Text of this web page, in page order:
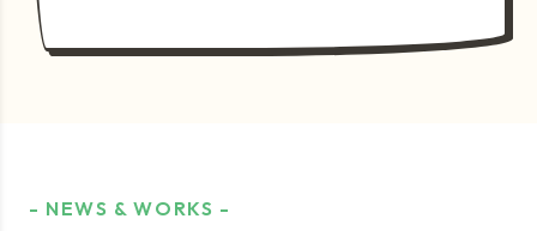
- NEWS & WORKS -